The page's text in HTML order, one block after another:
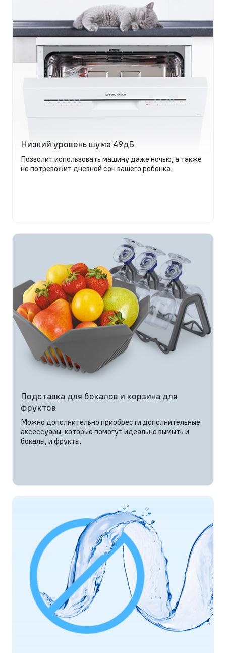
Низкий уровень шума 49дБ
Позволит использовать машину даже ночью, а также
не потревожит дневной сон вашего ребенка.
Подставка для бокалов и корзина для
фруктов
Можно дополнительно приобрести дополнительные
аксессуары, которые помогут идеально вымыть и
бокалы, и фрукты.